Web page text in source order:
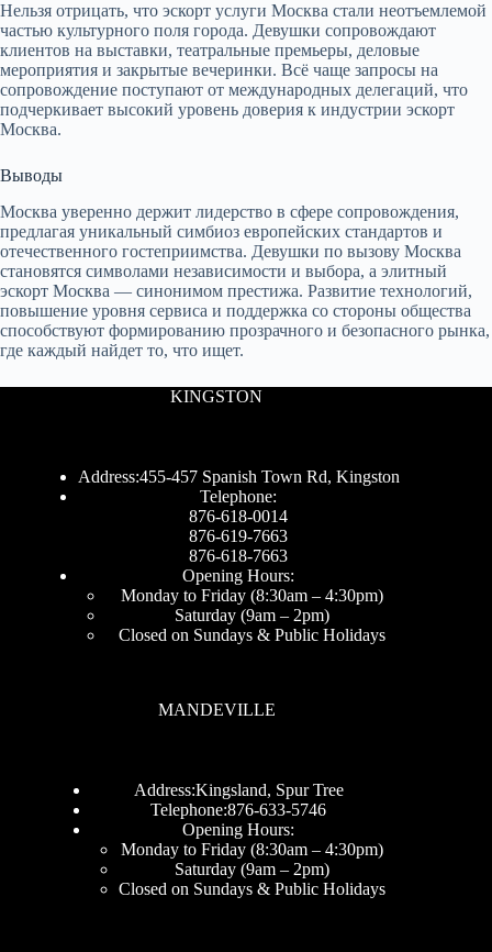
Нельзя отрицать, что эскорт услуги Москва стали неотъемлемой
частью культурного поля города. Девушки сопровождают
клиентов на выставки, театральные премьеры, деловые
мероприятия и закрытые вечеринки. Всё чаще запросы на
сопровождение поступают от международных делегаций, что
подчеркивает высокий уровень доверия к индустрии эскорт
Москва.
Выводы
Москва уверенно держит лидерство в сфере сопровождения,
предлагая уникальный симбиоз европейских стандартов и
отечественного гостеприимства. Девушки по вызову Москва
становятся символами независимости и выбора, а элитный
эскорт Москва — синонимом престижа. Развитие технологий,
повышение уровня сервиса и поддержка со стороны общества
способствуют формированию прозрачного и безопасного рынка,
где каждый найдет то, что ищет.
KINGSTON
Address:455-457 Spanish Town Rd, Kingston
Telephone:
876-618-0014
876-619-7663
876-618-7663
Opening Hours:
Monday to Friday (8:30am – 4:30pm)
Saturday (9am – 2pm)
Closed on Sundays & Public Holidays
MANDEVILLE
Address:Kingsland, Spur Tree
Telephone:876-633-5746
Opening Hours:
Monday to Friday (8:30am – 4:30pm)
Saturday (9am – 2pm)
Closed on Sundays & Public Holidays